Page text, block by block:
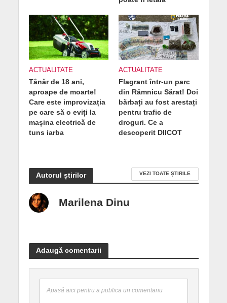
ACTUALITATE
Tânăr de 18 ani,
aproape de moarte!
Care este improvizația
pe care să o eviți la
mașina electrică de
tuns iarba
ACTUALITATE
Flagrant într-un parc
din Râmnicu Sărat! Doi
bărbați au fost arestați
pentru trafic de
droguri. Ce a
descoperit DIICOT
Autorul știrilor VEZI TOATE ȘTIRILE
Marilena Dinu
Adaugă comentarii
Apasă aici pentru a publica un comentariu